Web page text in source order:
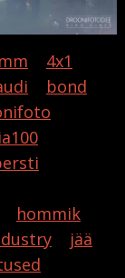
4x1
bond
hommik
jää